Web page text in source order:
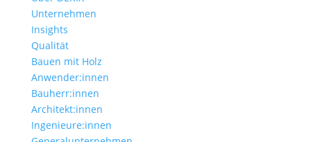
Unternehmen
Insights
Qualität
Bauen mit Holz
Anwender:innen
Bauherr:innen
Architekt:innen
Ingenieure:innen